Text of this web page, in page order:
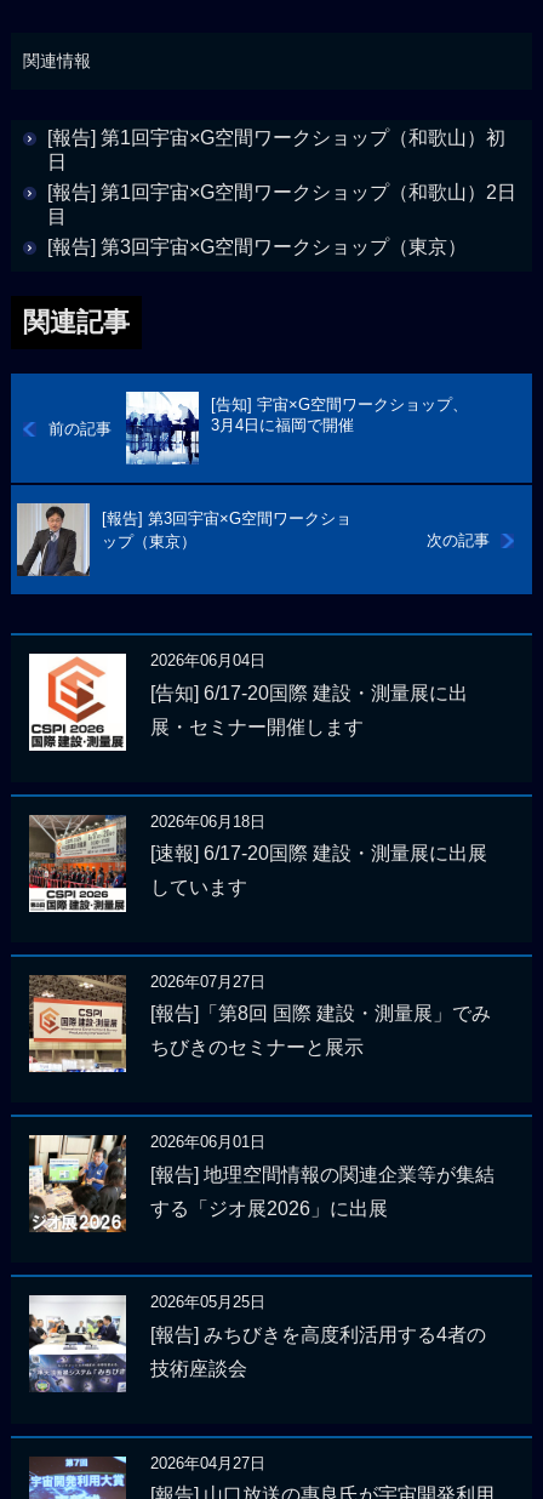
関連情報
[報告] 第1回宇宙×G空間ワークショップ（和歌山）初
日
[報告] 第1回宇宙×G空間ワークショップ（和歌山）2日
目
[報告] 第3回宇宙×G空間ワークショップ（東京）
関連記事
前の記事
[告知] 宇宙×G空間ワークショップ、
3月4日に福岡で開催
次の記事
[報告] 第3回宇宙×G空間ワークショ
ップ（東京）
2026年06月04日
[告知] 6/17-20国際 建設・測量展に出
展・セミナー開催します
2026年06月18日
[速報] 6/17-20国際 建設・測量展に出展
しています
2026年07月27日
[報告]「第8回 国際 建設・測量展」でみ
ちびきのセミナーと展示
2026年06月01日
[報告] 地理空間情報の関連企業等が集結
する「ジオ展2026」に出展
2026年05月25日
[報告] みちびきを高度利活用する4者の
技術座談会
2026年04月27日